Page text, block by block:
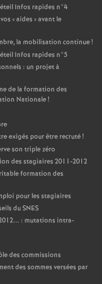
Infos rapides n°4
«aides » avant le
la mobilisation continue!
Infos rapides n°5
: un projet à
de la formation des
Nationale!
exigés pour être recruté!
son triple zéro
des stagiaires 2011-2012
formation des
pour les stagiaires
duSNES
: mutations intra-
des commissions
des sommes versées par